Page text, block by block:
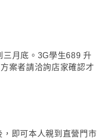
三月底 。3G學生689 升
案者請洽詢店家確認才
， 即可本人親到直營門市